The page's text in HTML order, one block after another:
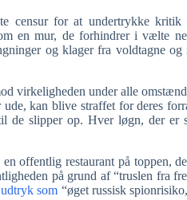
censur for at undertrykke kritik
en mur, de forhindrer i vælte
og klager fra voldtagne
virkeligheden under alle
kan blive straffet for deres
de slipper op. Hver løgn, der er
offentlig restaurant på toppen,
på grund af “truslen fra
udtryk som “øget russisk